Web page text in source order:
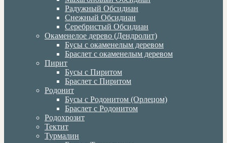
Радужный Обсидиан
Снежный Обсидиан
Серебристый Обсидиан
Окаменелое дерево (Дендролит)
Бусы с окаменелым деревом
Браслет с окаменелым деревом
Пирит
Бусы с Пиритом
Браслет с Пиритом
Родонит
Бусы с Родонитом (Орлецом)
Браслет с Родонитом
Родохрозит
Тектит
Турмалин